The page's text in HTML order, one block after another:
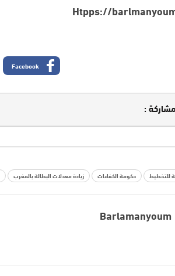
Htpps://
Facebook
:
للتخطيط حكومة الكفاءات زيادة معدلات البطالة بالمغرب
Barlamanyoum